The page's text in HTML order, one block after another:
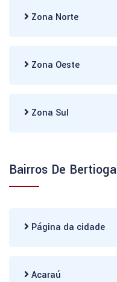
Zona Norte
Zona Oeste
Zona Sul
Bairros De Bertioga
Página da cidade
Acaraú